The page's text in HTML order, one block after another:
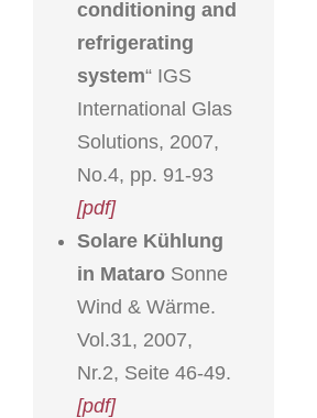
conditioning and
refrigerating
system“ IGS
International Glas
Solutions, 2007,
No.4, pp. 91-93
[pdf]
Solare Kühlung
in Mataro Sonne
Wind & Wärme.
Vol.31, 2007,
Nr.2, Seite 46-49.
[pdf]